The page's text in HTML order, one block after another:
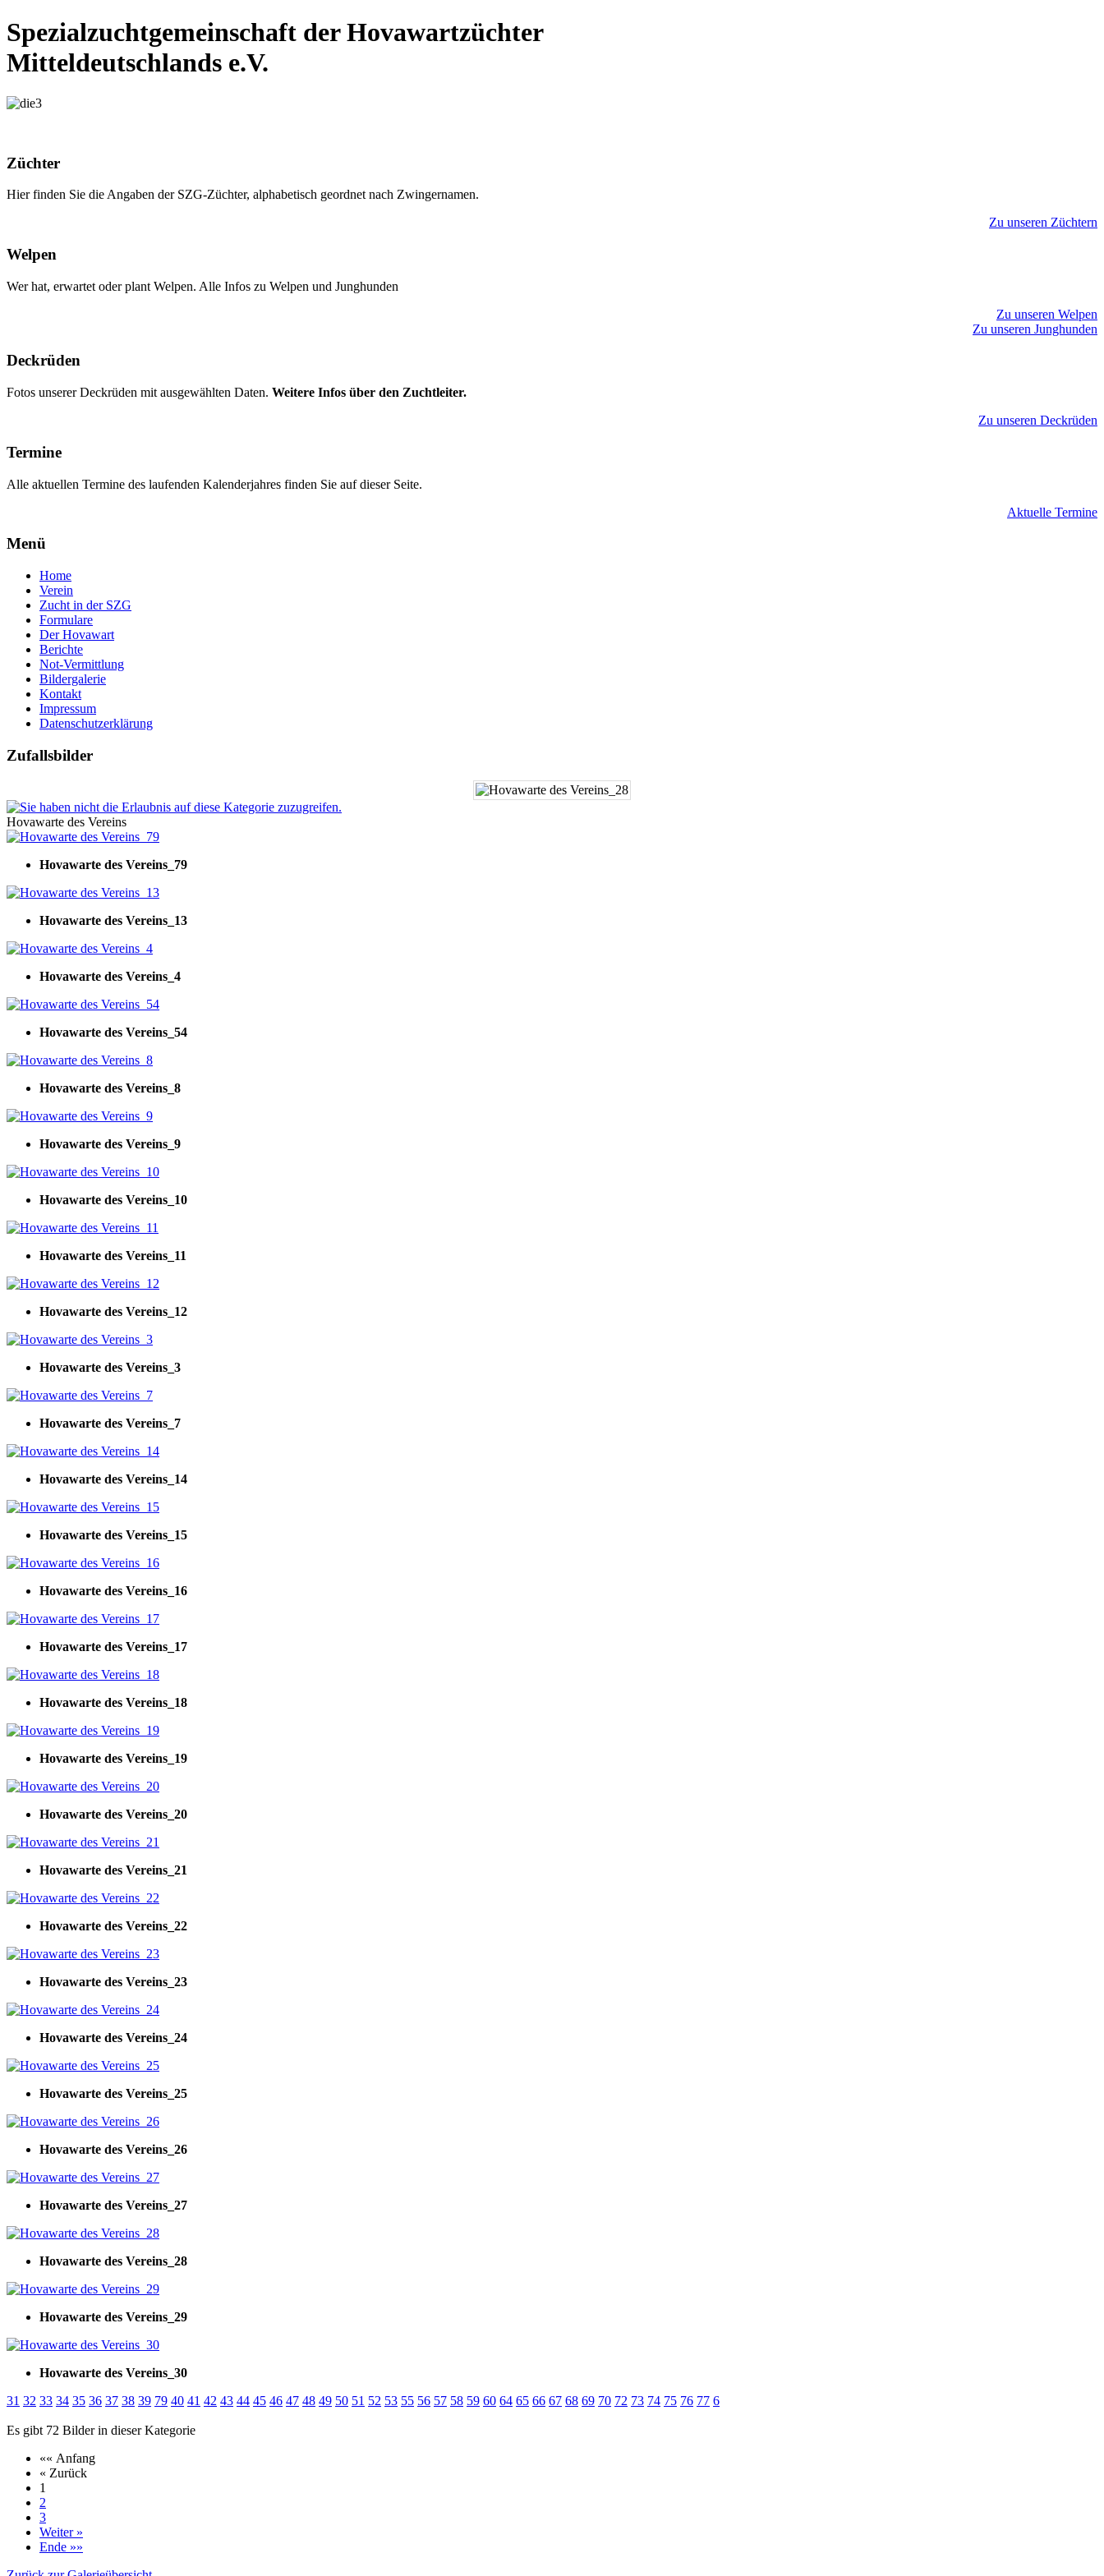
Spezialzuchtgemeinschaft der Hovawartzüchter
Mitteldeutschlands e.V.
Züchter
Hier finden Sie die Angaben der SZG-Züchter, alphabetisch geordnet nach Zwingernamen.
Zu unseren Züchtern
Welpen
Wer hat, erwartet oder plant Welpen. Alle Infos zu Welpen und Junghunden
Zu unseren Welpen
Zu unseren Junghunden
Deckrüden
Fotos unserer Deckrüden mit ausgewählten Daten. Weitere Infos über den Zuchtleiter.
Zu unseren Deckrüden
Termine
Alle aktuellen Termine des laufenden Kalenderjahres finden Sie auf dieser Seite.
Aktuelle Termine
Menü
Home
Verein
Zucht in der SZG
Formulare
Der Hovawart
Berichte
Not-Vermittlung
Bildergalerie
Kontakt
Impressum
Datenschutzerklärung
Zufallsbilder
Hovawarte des Vereins
Hovawarte des Vereins_79
Hovawarte des Vereins_13
Hovawarte des Vereins_4
Hovawarte des Vereins_54
Hovawarte des Vereins_8
Hovawarte des Vereins_9
Hovawarte des Vereins_10
Hovawarte des Vereins_11
Hovawarte des Vereins_12
Hovawarte des Vereins_3
Hovawarte des Vereins_7
Hovawarte des Vereins_14
Hovawarte des Vereins_15
Hovawarte des Vereins_16
Hovawarte des Vereins_17
Hovawarte des Vereins_18
Hovawarte des Vereins_19
Hovawarte des Vereins_20
Hovawarte des Vereins_21
Hovawarte des Vereins_22
Hovawarte des Vereins_23
Hovawarte des Vereins_24
Hovawarte des Vereins_25
Hovawarte des Vereins_26
Hovawarte des Vereins_27
Hovawarte des Vereins_28
Hovawarte des Vereins_29
Hovawarte des Vereins_30
31 32 33 34 35 36 37 38 39 79 40 41 42 43 44 45 46 47 48 49 50 51 52 53 55 56 57 58 59 60 64 65 66 67 68 69 70 72 73 74 75 76 77 6
Es gibt 72 Bilder in dieser Kategorie
«« Anfang
« Zurück
1
2
3
Weiter »
Ende »»